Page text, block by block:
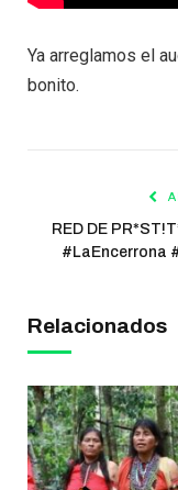
Ya arreglamos el
bonito.
RED DE
#LaEncerrona
Relacionados